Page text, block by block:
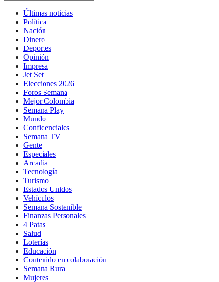
Últimas noticias
Política
Nación
Dinero
Deportes
Opinión
Impresa
Jet Set
Elecciones 2026
Foros Semana
Mejor Colombia
Semana Play
Mundo
Confidenciales
Semana TV
Gente
Especiales
Arcadia
Tecnología
Turismo
Estados Unidos
Vehículos
Semana Sostenible
Finanzas Personales
4 Patas
Salud
Loterías
Educación
Contenido en colaboración
Semana Rural
Mujeres